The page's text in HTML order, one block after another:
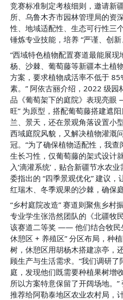
竞赛标准制定考核细则，邀请新
所、乌鲁木齐市园林管理局的资
性、地域适配性、生态可行性三
锤炼专业技能，培养 “严谨、创新
“西域特色植物配置赛道最能展
杨、沙棘、葡萄藤等新疆本土植
方案，要求植物成活率不低于
素。” 阿依古丽介绍，2022 级园
品《葡萄架下的庭院》表现亮
旺” 为原型，搭配葡萄藤搭建遮
兰、景天，还在景观角落设置小
西域庭院风貌，又解决植物灌溉
冠。“为了确保植物适配性，我
生长习性，仅葡萄藤的架式设计
入‘滴灌系统’，贴合新疆节水农
委指出的 “四季景观优化” 建议
红瑞木、冬季观果的沙棘，确保
“乡村庭院改造” 赛道则聚焦乡村
专业学生张浩然团队的《北疆牧
该赛道二等奖 —— 他们结合牧民
休憩区 + 养殖区” 分区布局，种
树，休憩区用胡杨木搭建凉亭，
顾生产与生活需求。“我们调研
庭，发现他们既需要种植果树增
所以方案特意保留了开阔场地。
推荐给阿勒泰地区农业农村局，